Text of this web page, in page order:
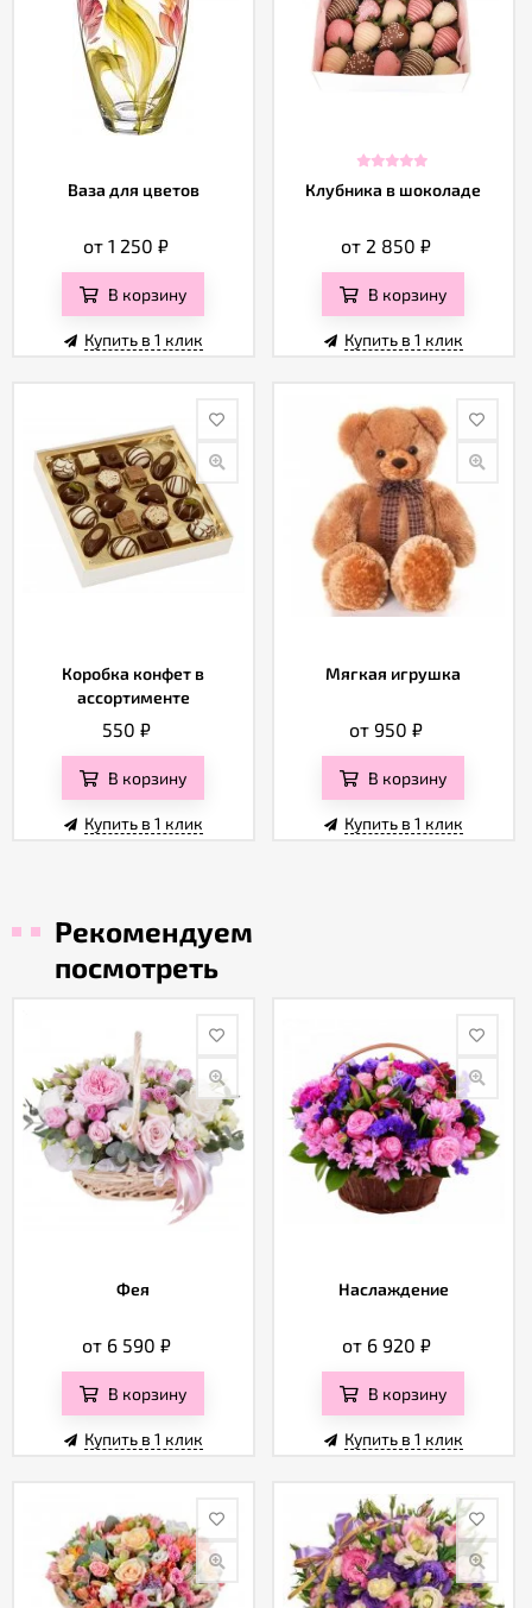
Ваза для цветов
от 1 250₽
В корзину
Купить в 1 клик
Клубника в шоколаде
от 2 850₽
В корзину
Купить в 1 клик
Коробка конфет в
ассортименте
550 ₽
В корзину
Купить в 1 клик
Мягкая игрушка
от 950₽
В корзину
Купить в 1 клик
Рекомендуем
посмотреть
Фея
от 6 590 ₽
В корзину
Купить в 1 клик
Наслаждение
от 6 920 ₽
В корзину
Купить в 1 клик